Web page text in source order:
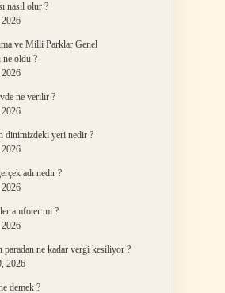
nasıl olur ?
ve Milli Parklar Genel
oldu ?
ne verilir ?
dinimizdeki yeri nedir ?
adı nedir ?
amfoter mi ?
paradan ne kadar vergi kesiliyor ?
2026
demek ?